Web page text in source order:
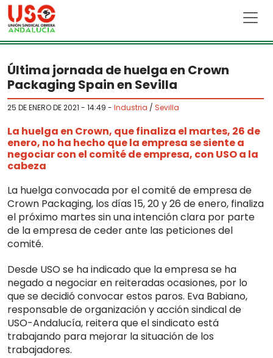
Skip to main content
Última jornada de huelga en Crown
Packaging Spain en Sevilla
25 DE ENERO DE 2021 - 14:49 - Industria / Sevilla
La huelga en Crown, que finaliza el martes, 26 de
enero, no ha hecho que la empresa se siente a
negociar con el comité de empresa, con USO a la
cabeza
La huelga convocada por el comité de empresa de
Crown Packaging, los días 15, 20 y 26 de enero, finaliza
el próximo martes sin una intención clara por parte
de la empresa de ceder ante las peticiones del
comité.
Desde USO se ha indicado que la empresa se ha
negado a negociar en reiteradas ocasiones, por lo
que se decidió convocar estos paros. Eva Babiano,
responsable de organización y acción sindical de
USO-Andalucía, reitera que el sindicato está
trabajando para mejorar la situación de los
trabajadores.